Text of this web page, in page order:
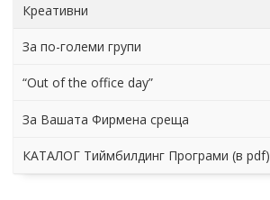
Креативни
За по-големи групи
“Out of the office day”
За Вашата Фирмена среща
КАТАЛОГ Тиймбилдинг Програми (в pdf)